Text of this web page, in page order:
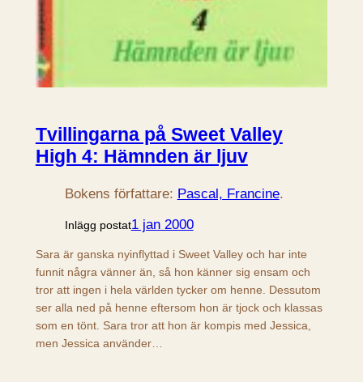
Tvillingarna på Sweet Valley
High 4: Hämnden är ljuv
Bokens författare: Pascal, Francine.
Inlägg postat1 jan 2000
Sara är ganska nyinflyttad i Sweet Valley och har inte
funnit några vänner än, så hon känner sig ensam och
tror att ingen i hela världen tycker om henne. Dessutom
ser alla ned på henne eftersom hon är tjock och klassas
som en tönt. Sara tror att hon är kompis med Jessica,
men Jessica använder…